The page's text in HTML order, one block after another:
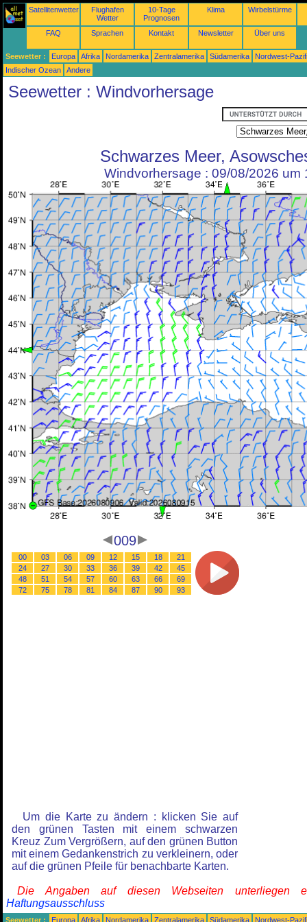
Satellitenwetter
Flughafen
Wetter
10-Tage
Prognosen
Klima Wirbelstürme
FAQ Sprachen Kontakt Newsletter Über uns
Seewetter : Europa Afrika Nordamerika Zentralamerika Südamerika
Nordwest-
Indischer Ozean
Andere
Seewetter : Windvorhersage
Schwarzes Meer,
Windvorhersage : 09/08/2026 um
009
00 03 06 09 12 15 18
21
24
27 30 33 36 39 42
45
48
51 54 57 60 63 66
69
72
75 78 81 84 87 90 93
Um die Karte zu ändern : klicken Sie auf
den grünen Tasten mit einem schwarzen
Kreuz Zum Vergrößern, auf den grünen Button
mit einem Gedankenstrich zu verkleinern, oder
auf die grünen Pfeile für benachbarte Karten.
Die Angaben auf diesen Webseiten unterliegen
Haftungsausschluss
Seewetter : Europa Afrika Nordamerika Zentralamerika Südamerika
Nordwest-